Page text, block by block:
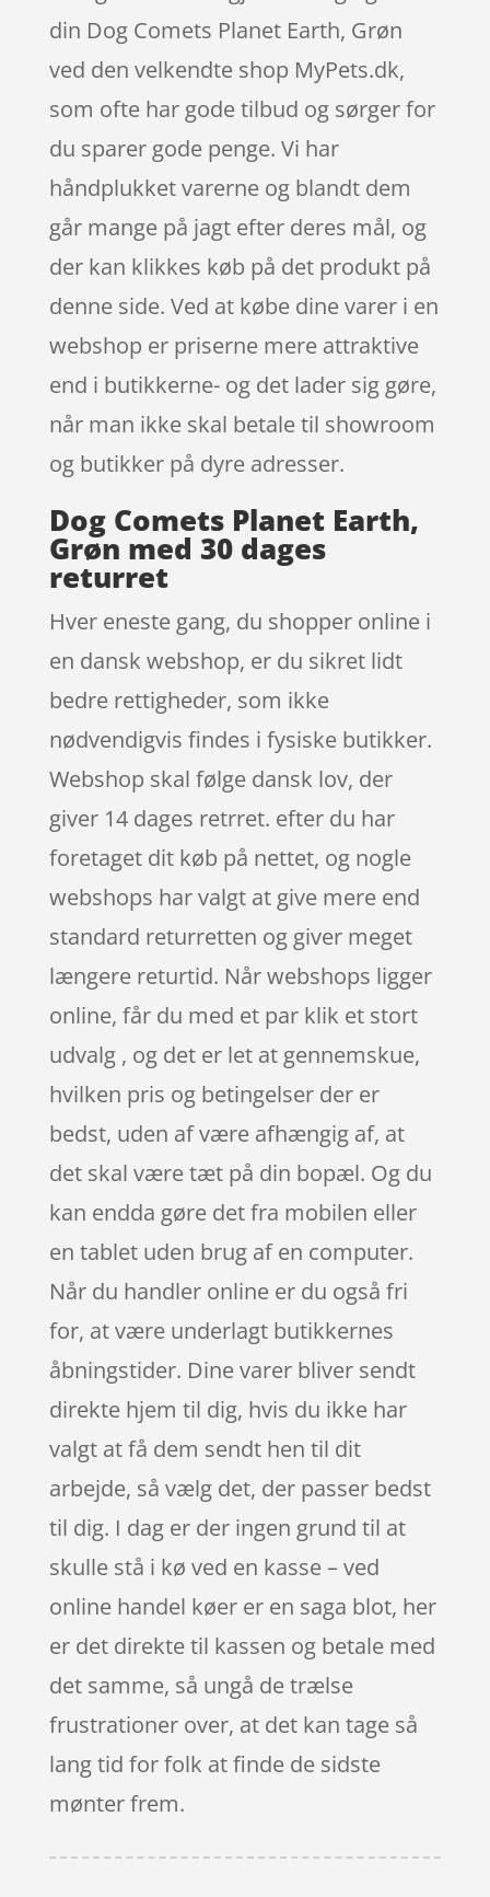
din Dog Comets Planet Earth, Grøn
ved den velkendte shop MyPets.dk,
som ofte har gode tilbud og sørger for
du sparer gode penge. Vi har
håndplukket varerne og blandt dem
går mange på jagt efter deres mål, og
der kan klikkes køb på det produkt på
denne side. Ved at købe dine varer i en
webshop er priserne mere attraktive
end i butikkerne- og det lader sig gøre,
når man ikke skal betale til showroom
og butikker på dyre adresser.
Dog Comets Planet Earth,
Grøn med 30 dages
returret
Hver eneste gang, du shopper online i
en dansk webshop, er du sikret lidt
bedre rettigheder, som ikke
nødvendigvis findes i fysiske butikker.
Webshop skal følge dansk lov, der
giver 14 dages retrret. efter du har
foretaget dit køb på nettet, og nogle
webshops har valgt at give mere end
standard returretten og giver meget
længere returtid. Når webshops ligger
online, får du med et par klik et stort
udvalg , og det er let at gennemskue,
hvilken pris og betingelser der er
bedst, uden af være afhængig af, at
det skal være tæt på din bopæl. Og du
kan endda gøre det fra mobilen eller
en tablet uden brug af en computer.
Når du handler online er du også fri
for, at være underlagt butikkernes
åbningstider. Dine varer bliver sendt
direkte hjem til dig, hvis du ikke har
valgt at få dem sendt hen til dit
arbejde, så vælg det, der passer bedst
til dig. I dag er der ingen grund til at
skulle stå i kø ved en kasse – ved
online handel køer er en saga blot, her
er det direkte til kassen og betale med
det samme, så ungå de trælse
frustrationer over, at det kan tage så
lang tid for folk at finde de sidste
mønter frem.